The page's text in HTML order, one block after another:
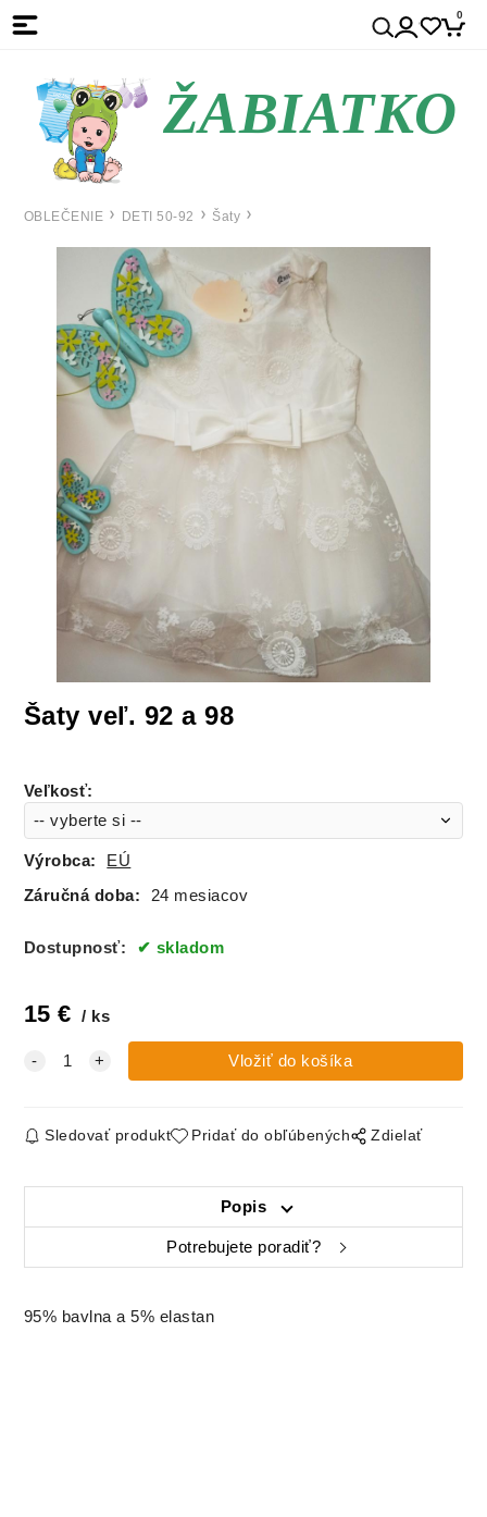
0
ŽABIATKO
OBLEČENIE DETI 50-92 Šaty
Šaty veľ. 92 a 98
Veľkosť:
Výrobca: EÚ
Záručná doba: 24 mesiacov
Dostupnosť: skladom
15 € ks
Sledovať produkt Pridať do obľúbených Zdielať
Popis
Potrebujete poradiť?
95% bavlna a 5% elastan